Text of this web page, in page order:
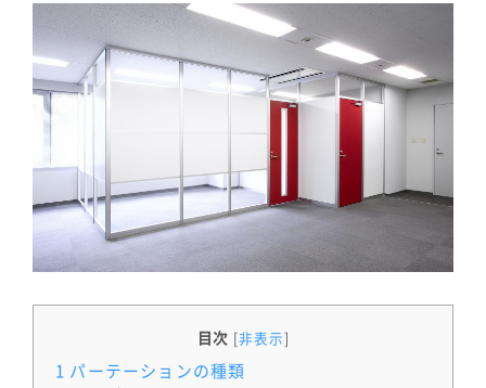
目次 [非表示]
1 パーテーションの種類